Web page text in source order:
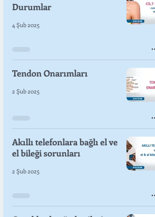
Durumlar
4 Şub 2025
Tendon Onarımları
2 Şub 2025
Akıllı telefonlara bağlı el ve
el bileği sorunları
2 Şub 2025